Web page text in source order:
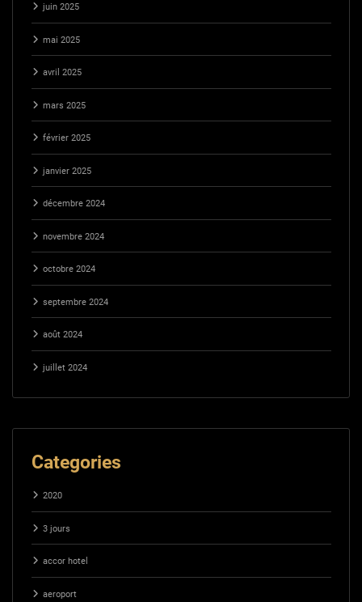
juin 2025
mai 2025
avril 2025
mars 2025
février 2025
janvier 2025
décembre 2024
novembre 2024
octobre 2024
septembre 2024
août 2024
juillet 2024
Categories
2020
3 jours
accor hotel
aeroport